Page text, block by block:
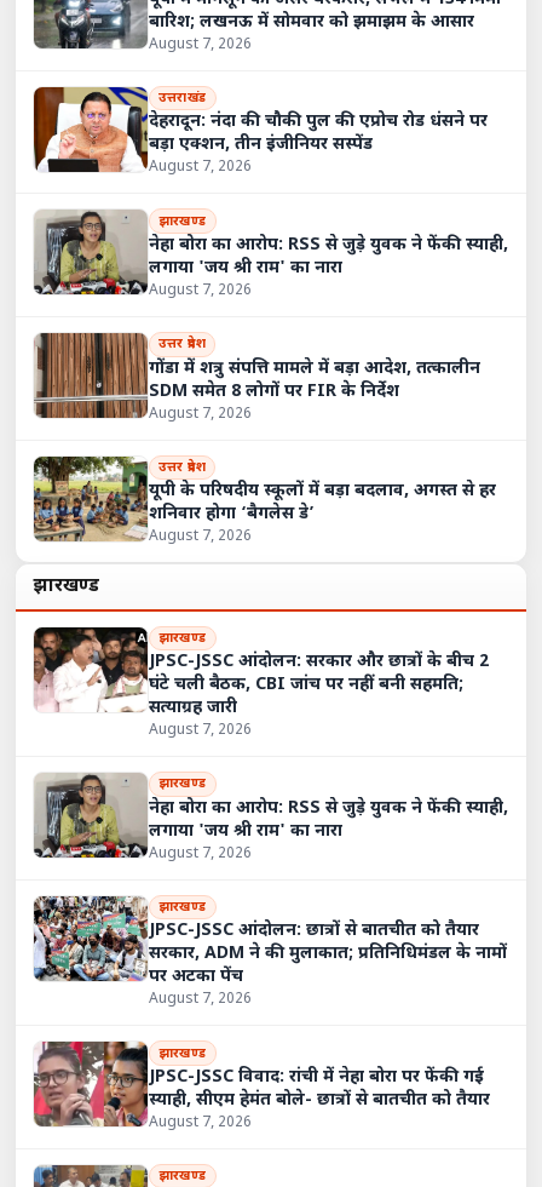
बारिश; लखनऊ में सोमवार को झमाझम के आसार
August 7, 2026
उत्तराखंड
देहरादून: नंदा की चौकी पुल की एप्रोच रोड धंसने पर
बड़ा एक्शन, तीन इंजीनियर सस्पेंड
August 7, 2026
झारखण्ड
नेहा बोरा का आरोप: RSS से जुड़े युवक ने फेंकी स्याही,
लगाया 'जय श्री राम' का नारा
August 7, 2026
उत्तर प्रदेश
गोंडा में शत्रु संपत्ति मामले में बड़ा आदेश, तत्कालीन
SDM समेत 8 लोगों पर FIR के निर्देश
August 7, 2026
उत्तर प्रदेश
यूपी के परिषदीय स्कूलों में बड़ा बदलाव, अगस्त से हर
शनिवार होगा ‘बैगलेस डे’
August 7, 2026
झारखण्ड
झारखण्ड
JPSC-JSSC आंदोलन: सरकार और छात्रों के बीच 2
घंटे चली बैठक, CBI जांच पर नहीं बनी सहमति;
सत्याग्रह जारी
August 7, 2026
झारखण्ड
नेहा बोरा का आरोप: RSS से जुड़े युवक ने फेंकी स्याही,
लगाया 'जय श्री राम' का नारा
August 7, 2026
झारखण्ड
JPSC-JSSC आंदोलन: छात्रों से बातचीत को तैयार
सरकार, ADM ने की मुलाकात; प्रतिनिधिमंडल के नामों
पर अटका पेंच
August 7, 2026
झारखण्ड
JPSC-JSSC विवाद: रांची में नेहा बोरा पर फेंकी गई
स्याही, सीएम हेमंत बोले- छात्रों से बातचीत को तैयार
August 7, 2026
झारखण्ड